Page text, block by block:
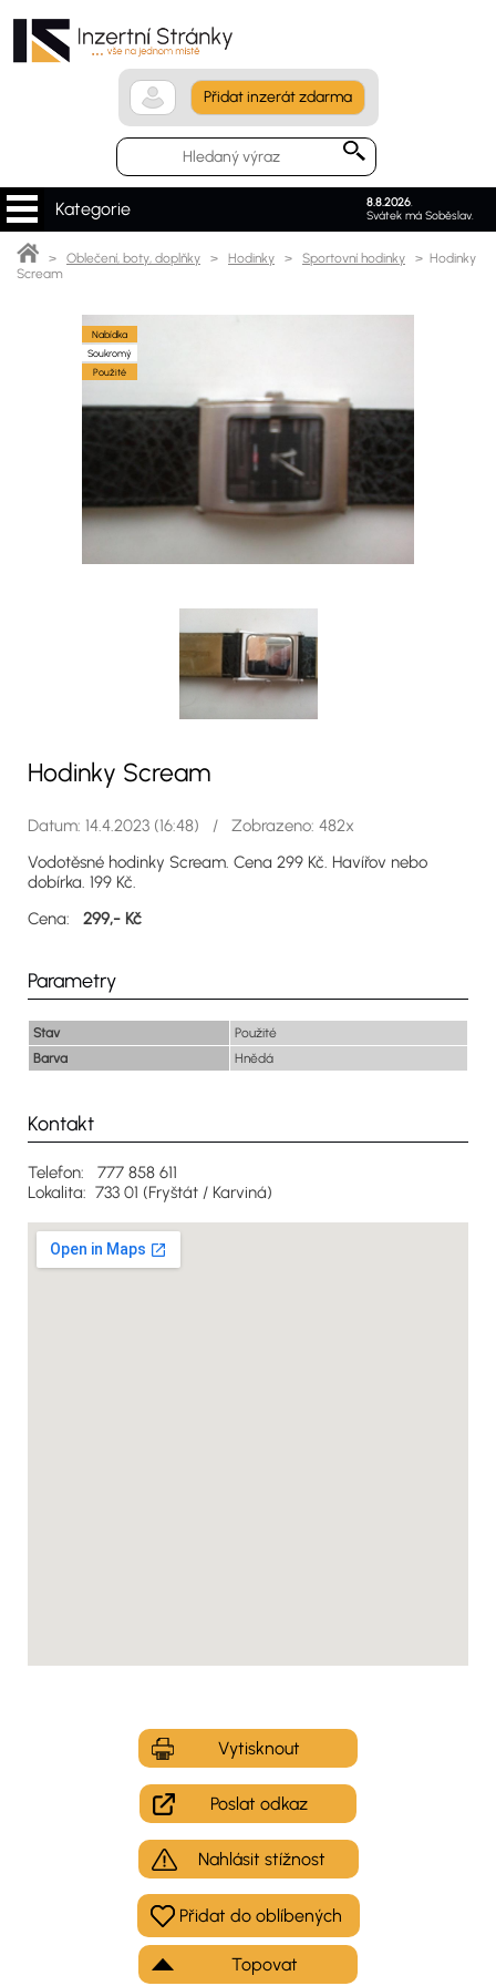
Přidat inzerát zdarma
8.8.2026.
Svátek má Soběslav.
Kategorie
> Oblečení, boty, doplňky > Hodinky > Sportovní hodinky > Hodinky
Scream
Nabídka
Soukromý
Použité
Hodinky Scream
Datum: 14.4.2023 (16:48) / Zobrazeno: 482x
Vodotěsné hodinky Scream. Cena 299 Kč. Havířov nebo
dobírka. 199 Kč.
Cena: 299,- Kč
Parametry
Stav
Použité
Barva
Hnědá
Kontakt
Telefon: 777 858 611
Lokalita: 733 01 (Fryštát / Karviná)
Vytisknout
Poslat odkaz
Nahlásit stížnost
Topovat